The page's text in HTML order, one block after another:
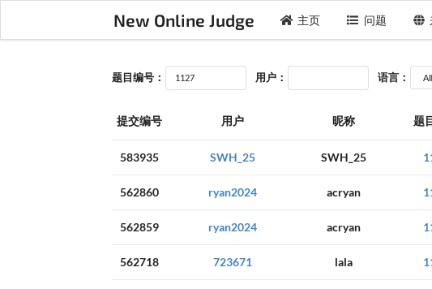
New Online Judge 主页 问题
题目编号： 用户： 语言：
提交编号 用户 昵称 题
583935 SWH_25 SWH_25
562860 ryan2024 acryan
562859 ryan2024 acryan
562718 723671 lala